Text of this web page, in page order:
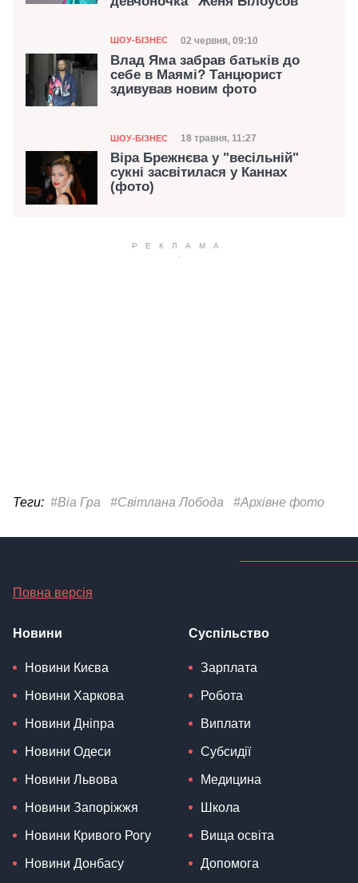
Категорія
ШОУ-БІЗНЕС Дата публікації
02 червня, 09:10
Влад Яма забрав батьків до
себе в Маямі? Танцюрист
здивував новим фото
Категорія
ШОУ-БІЗНЕС Дата публікації
18 травня, 11:27
Віра Брежнєва у "весільній"
сукні засвітилася у Каннах
(фото)
Теги: #Віа Гра #Світлана Лобода #Архівне фото
Повна версія
Новини
Новини Києва
Новини Харкова
Новини Дніпра
Новини Одеси
Новини Львова
Новини Запоріжжя
Новини Кривого Рогу
Новини Донбасу
Суспільство
Зарплата
Робота
Виплати
Субсидії
Медицина
Школа
Вища освіта
Допомога